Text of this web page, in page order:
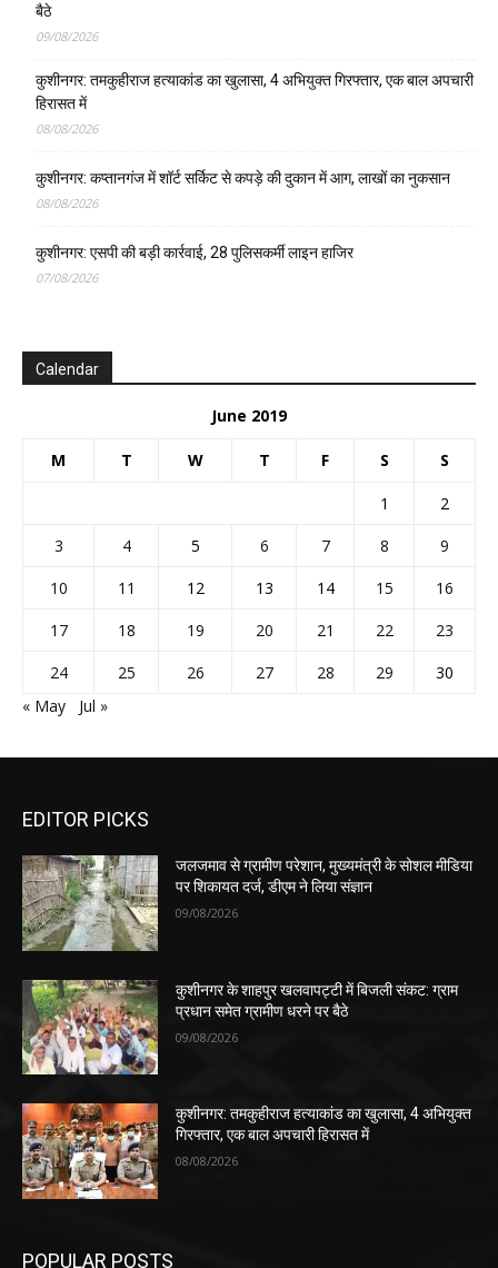
बैठे
09/08/2026
कुशीनगर: तमकुहीराज हत्याकांड का खुलासा, 4 अभियुक्त गिरफ्तार, एक बाल अपचारी
हिरासत में
08/08/2026
कुशीनगर: कप्तानगंज में शॉर्ट सर्किट से कपड़े की दुकान में आग, लाखों का नुकसान
08/08/2026
कुशीनगर: एसपी की बड़ी कार्रवाई, 28 पुलिसकर्मी लाइन हाजिर
07/08/2026
Calendar
June 2019
M T W T F S S
1
2
3
4 5 6 7 8
9
10
11 12 13 14 15
16
17
18 19 20 21 22
23
24
25 26 27 28 29
30
« May
Jul »
EDITOR PICKS
जलजमाव से ग्रामीण परेशान, मुख्यमंत्री के सोशल मीडिया
पर शिकायत दर्ज, डीएम ने लिया संज्ञान
09/08/2026
कुशीनगर के शाहपुर खलवापट्टी में बिजली संकट: ग्राम
प्रधान समेत ग्रामीण धरने पर बैठे
09/08/2026
कुशीनगर: तमकुहीराज हत्याकांड का खुलासा, 4 अभियुक्त
गिरफ्तार, एक बाल अपचारी हिरासत में
08/08/2026
POPULAR POSTS